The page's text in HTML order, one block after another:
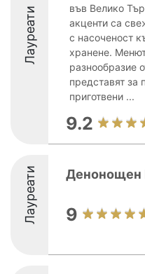
Лауреати
във Велико
акценти са
с насоченост
хранене.
разнообразие
представят за
приготвени ...
9.2
Лауреати Денонощен
9